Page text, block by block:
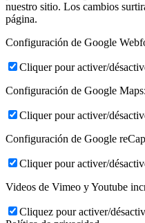
nuestro sitio. Los cambios
página.
Configuración de Google
Cliquer pour activer/
Configuración de Google Maps:
Cliquer pour activer/
Configuración de Google
Cliquer pour activer/
Videos de Vimeo y Youtube
Cliquez pour activer/